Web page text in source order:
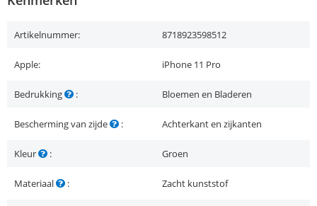
Artikelnummer: 8718923598512
Apple: iPhone 11 Pro
Bedrukking : Bloemen en Bladeren
Bescherming van zijde : Achterkant en zijkanten
Kleur : Groen
Materiaal : Zacht kunststof